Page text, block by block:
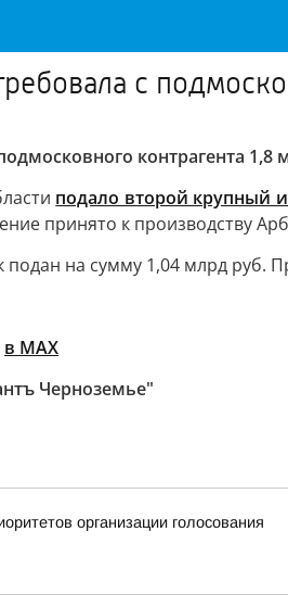
с
контрагента 1,8
подало второй крупный
принято к производству
на сумму 1,04 млрд руб.
в MAX
Черноземье"
организации голосования